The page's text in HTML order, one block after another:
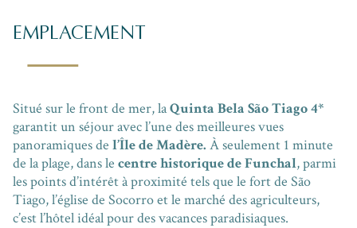
EMPLACEMENT
Situé sur le front de mer, laQuinta Bela São Tiago 4*
garantit un séjour avec l’une des meilleures vues
panoramiques de l’Île de Madère. À seulement 1 minute
de la plage, dans le centre historique de Funchal, parmi
les points d’intérêt à proximité tels que le fort de São
Tiago, l’église de Socorro et le marché des agriculteurs,
c’est l’hôtel idéal pour des vacances paradisiaques.